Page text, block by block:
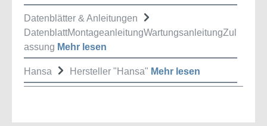
Datenblätter & Anleitungen
DatenblattMontageanleitungWartungsanleitungZul
assung Mehr lesen
Hansa Hersteller "Hansa" Mehr lesen